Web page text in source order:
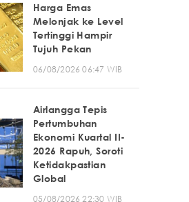
Harga Emas
Melonjak ke Level
Tertinggi Hampir
Tujuh Pekan
06/08/2026 06:47 WIB
Airlangga Tepis
Pertumbuhan
Ekonomi Kuartal II-
2026 Rapuh, Soroti
Ketidakpastian
Global
05/08/2026 22:30 WIB